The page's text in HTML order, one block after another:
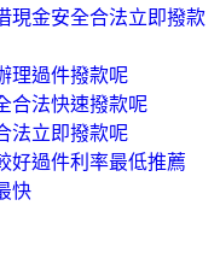
現金安全合法立即撥款
理過件撥款呢
合法快速撥款呢
法立即撥款呢
好過件利率最低推薦
快